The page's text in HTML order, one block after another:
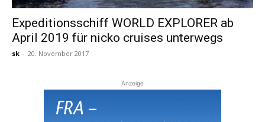
Expeditionsschiff WORLD EXPLORER ab
April 2019 für nicko cruises unterwegs
sk - 20. November 2017
Anzeige